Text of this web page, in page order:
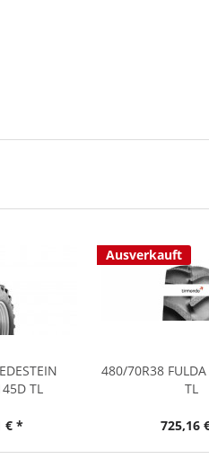
TL
€ *
Ausverkauft
480/70R38
TL
725,16